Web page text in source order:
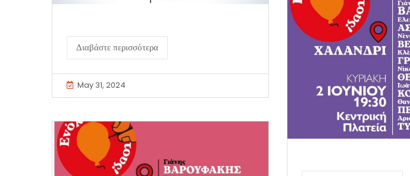
Διαβάστε περισσότερα
May 31, 2024